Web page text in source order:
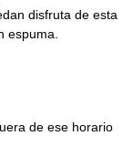
disfruta de esta
espuma.
de ese horario